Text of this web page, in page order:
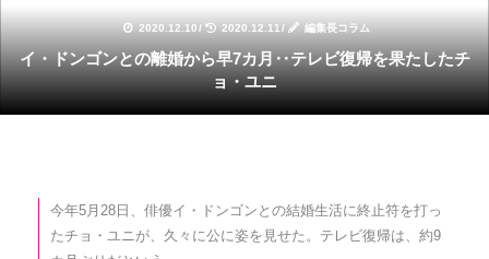
2020.12.10/ 2020.12.11 / 編集長コラム
イ・ドンゴンとの離婚から早7カ月‥テレビ復帰を果たしたチ
ョ・ユニ
今年5月28日、俳優イ・ドンゴンとの結婚生活に終止符を打っ
たチョ・ユニが、久々に公に姿を見せた。テレビ復帰は、約9